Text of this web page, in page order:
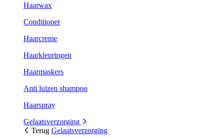
Haarwax
Conditioner
Haarcreme
Haarkleuringen
Haarmaskers
Anti luizen shampoo
Haarspray
Gelaatsverzorging
Terug Gelaatsverzorging